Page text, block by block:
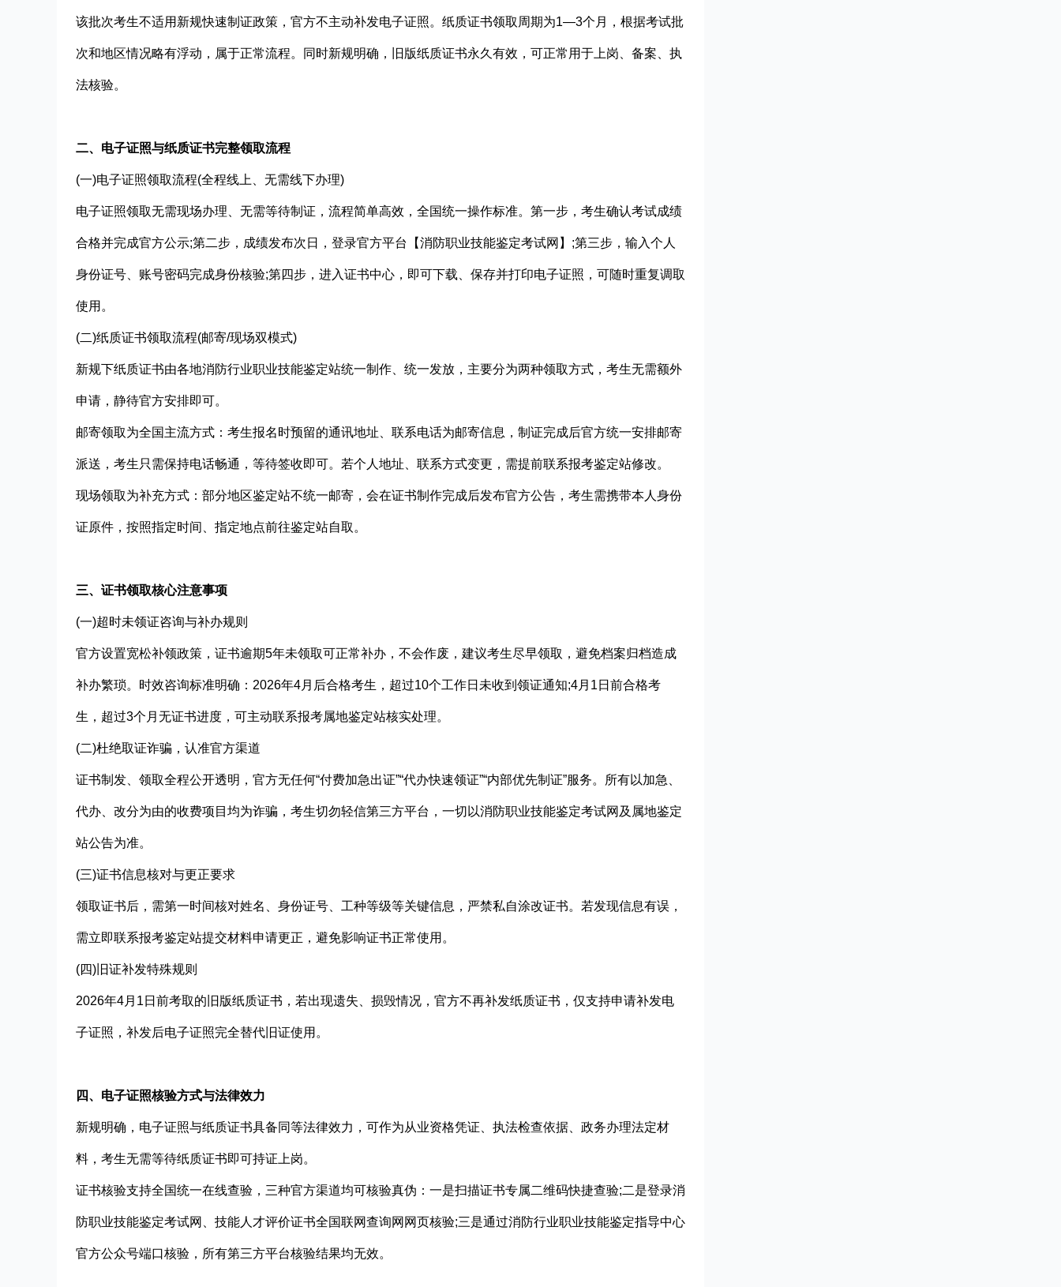
该批次考生不适用新规快速制证政策，官方不主动补发电子证照。纸质证书领取周期为1—3个月，根据考试批
次和地区情况略有浮动，属于正常流程。同时新规明确，旧版纸质证书永久有效，可正常用于上岗、备案、执
法核验。
二、电子证照与纸质证书完整领取流程
(一)电子证照领取流程(全程线上、无需线下办理)
电子证照领取无需现场办理、无需等待制证，流程简单高效，全国统一操作标准。第一步，考生确认考试成绩
合格并完成官方公示;第二步，成绩发布次日，登录官方平台【消防职业技能鉴定考试网】;第三步，输入个人
身份证号、账号密码完成身份核验;第四步，进入证书中心，即可下载、保存并打印电子证照，可随时重复调取
使用。
(二)纸质证书领取流程(邮寄/现场双模式)
新规下纸质证书由各地消防行业职业技能鉴定站统一制作、统一发放，主要分为两种领取方式，考生无需额外
申请，静待官方安排即可。
邮寄领取为全国主流方式：考生报名时预留的通讯地址、联系电话为邮寄信息，制证完成后官方统一安排邮寄
派送，考生只需保持电话畅通，等待签收即可。若个人地址、联系方式变更，需提前联系报考鉴定站修改。
现场领取为补充方式：部分地区鉴定站不统一邮寄，会在证书制作完成后发布官方公告，考生需携带本人身份
证原件，按照指定时间、指定地点前往鉴定站自取。
三、证书领取核心注意事项
(一)超时未领证咨询与补办规则
官方设置宽松补领政策，证书逾期5年未领取可正常补办，不会作废，建议考生尽早领取，避免档案归档造成
补办繁琐。时效咨询标准明确：2026年4月后合格考生，超过10个工作日未收到领证通知;4月1日前合格考
生，超过3个月无证书进度，可主动联系报考属地鉴定站核实处理。
(二)杜绝取证诈骗，认准官方渠道
证书制发、领取全程公开透明，官方无任何“付费加急出证”“代办快速领证”“内部优先制证”服务。所有以加急、
代办、改分为由的收费项目均为诈骗，考生切勿轻信第三方平台，一切以消防职业技能鉴定考试网及属地鉴定
站公告为准。
(三)证书信息核对与更正要求
领取证书后，需第一时间核对姓名、身份证号、工种等级等关键信息，严禁私自涂改证书。若发现信息有误，
需立即联系报考鉴定站提交材料申请更正，避免影响证书正常使用。
(四)旧证补发特殊规则
2026年4月1日前考取的旧版纸质证书，若出现遗失、损毁情况，官方不再补发纸质证书，仅支持申请补发电
子证照，补发后电子证照完全替代旧证使用。
四、电子证照核验方式与法律效力
新规明确，电子证照与纸质证书具备同等法律效力，可作为从业资格凭证、执法检查依据、政务办理法定材
料，考生无需等待纸质证书即可持证上岗。
证书核验支持全国统一在线查验，三种官方渠道均可核验真伪：一是扫描证书专属二维码快捷查验;二是登录消
防职业技能鉴定考试网、技能人才评价证书全国联网查询网网页核验;三是通过消防行业职业技能鉴定指导中心
官方公众号端口核验，所有第三方平台核验结果均无效。